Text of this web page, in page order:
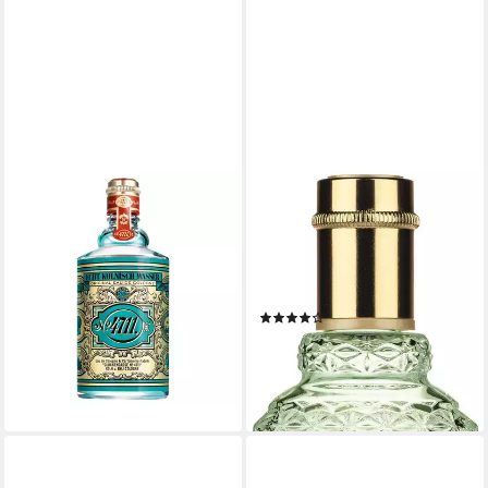
Eau de Cologne 4711 ECHT
KÖLNISCH WASSER, EdC
100 ml Natural Spray in FS
(250,00 €/ 1 l)
lieferbar - in 1-2 Werktagen bei dir
Eau de Cologne WAKENING
WOODS OF SCANDINAVIA
EAU DE COLOGNE, 1-tlg., mit
(4)
29,99 € UVP35,00 €
(599,80 €/ 1 l)
lieferbar - in 5-6 Werktagen bei dir